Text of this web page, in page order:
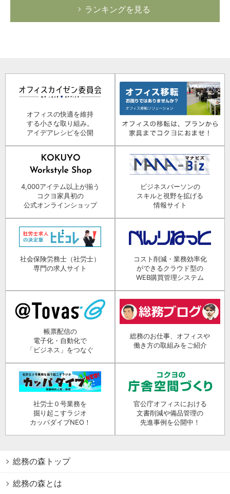
ランキングを見る
オフィスの快適を維持
する小さな取り組み。
アイデアレシピを公開
4,000アイテム以上が揃う
コクヨ家具初の
公式オンラインショップ
ビジネスパーソンの
スキルと視野を拡げる
情報サイト
社会保険労務士（社労士）
専門の求人サイト
コスト削減・業務効率化
ができるクラウド型の
WEB購買管理システム
帳票配信の
電子化・自動化で
「ビジネス」をつなぐ
総務のお仕事、オフィスや
働き方の取組みをご紹介
社労士０号業務を
掘り起こすラジオ
カッパダイブNEO！
官公庁オフィスにおける
文書削減や備品管理の
先進事例を公開中！
総務の森トップ
総務の森とは